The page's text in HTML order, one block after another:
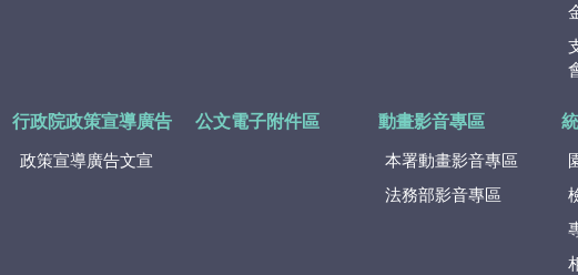
行政院政策宣導廣告
政策宣導廣告文宣
公文電子附件區 動畫影音專區
本署動畫影音專區
法務部影音專區